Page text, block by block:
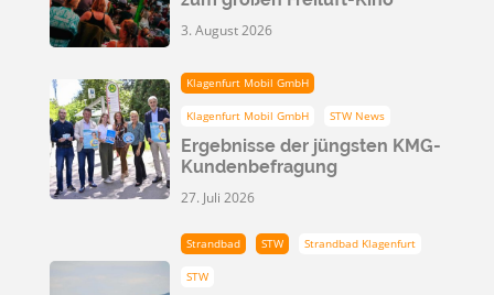
3. August 2026
Klagenfurt Mobil GmbH
Klagenfurt Mobil GmbH STW News
Ergebnisse der jüngsten KMG-
Kundenbefragung
27. Juli 2026
Strandbad STW Strandbad Klagenfurt
STW